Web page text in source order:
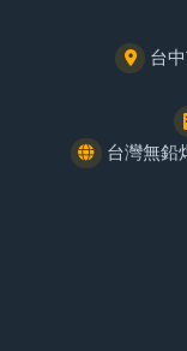
台
台灣無鉛